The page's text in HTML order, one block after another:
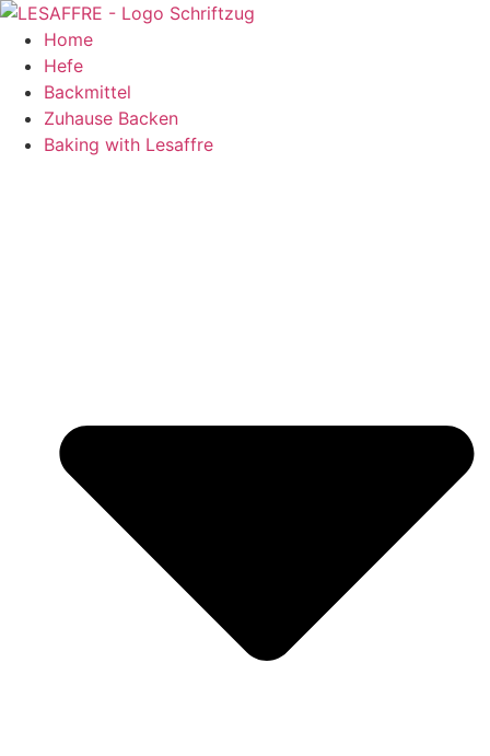
Zum
Inhalt
springen
Home
Hefe
Backmittel
Zuhause Backen
Baking with Lesaffre